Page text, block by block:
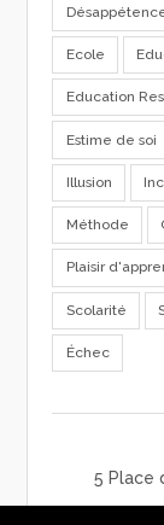
Ecole
Education
Estime de soi
Illusion
Méthode
Plaisir
Scolarité
Échec
5 Place